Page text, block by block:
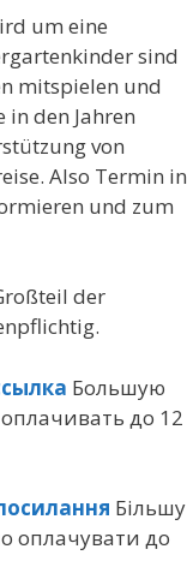
um eine
sind
mitspielen und
den Jahren
von
Also Termin in
und zum
der
Большую
до 12
Більшу
оплачувати до